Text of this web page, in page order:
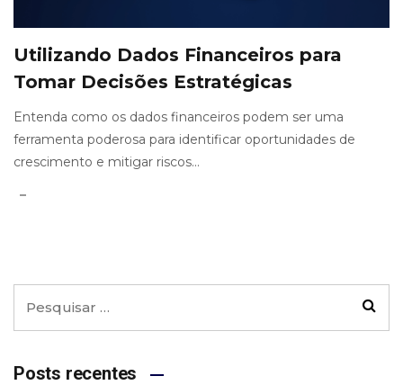
Utilizando Dados Financeiros para
Tomar Decisões Estratégicas
Entenda como os dados financeiros podem ser uma
ferramenta poderosa para identificar oportunidades de
crescimento e mitigar riscos...
Posts recentes